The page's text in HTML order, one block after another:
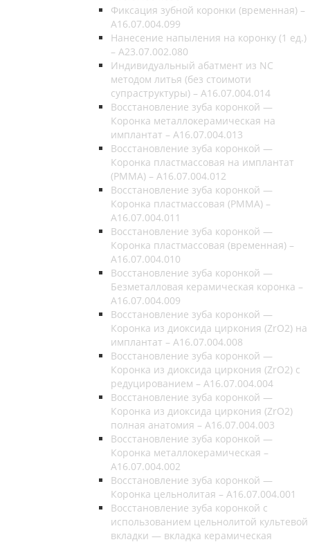
Фиксация зубной коронки (временная) –
A16.07.004.099
Нанесение напыления на коронку (1 ед.)
– A23.07.002.080
Индивидуальный абатмент из NC
методом литья (без стоимоти
супраструктуры) – A16.07.004.014
Восстановление зуба коронкой —
Коронка металлокерамическая на
имплантат – A16.07.004.013
Восстановление зуба коронкой —
Коронка пластмассовая на имплантат
(РММА) – A16.07.004.012
Восстановление зуба коронкой —
Коронка пластмассовая (РММА) –
A16.07.004.011
Восстановление зуба коронкой —
Коронка пластмассовая (временная) –
A16.07.004.010
Восстановление зуба коронкой —
Безметалловая керамическая коронка –
A16.07.004.009
Восстановление зуба коронкой —
Коронка из диоксида циркония (ZrO2) на
имплантат – A16.07.004.008
Восстановление зуба коронкой —
Коронка из диоксида циркония (ZrO2) c
редуцированием – A16.07.004.004
Восстановление зуба коронкой —
Коронка из диоксида циркония (ZrO2)
полная анатомия – A16.07.004.003
Восстановление зуба коронкой —
Коронка металлокерамическая –
A16.07.004.002
Восстановление зуба коронкой —
Коронка цельнолитая – A16.07.004.001
Восстановление зуба коронкой с
использованием цельнолитой культевой
вкладки — вкладка керамическая